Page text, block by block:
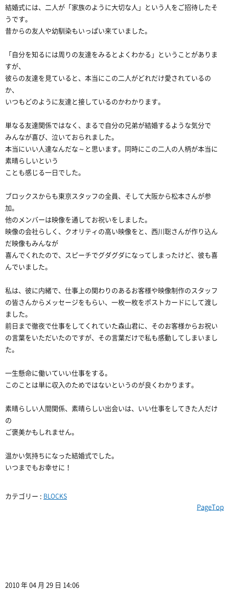
結婚式には、二人が「家族のように大切な人」という人をご招待したそ
うです。
昔からの友人や幼馴染もいっぱい来ていました。
「自分を知るには周りの友達をみるとよくわかる」ということがありま
すが、
彼らの友達を見ていると、本当にこの二人がどれだけ愛されているの
か、
いつもどのように友達と接しているのかわかります。
単なる友達関係ではなく、まるで自分の兄弟が結婚するような気分で
みんなが喜び、泣いておられました。
本当にいい人達なんだな～と思います。同時にこの二人の人柄が本当に
素晴らしいという
ことも感じる一日でした。
ブロックスからも東京スタッフの全員、そして大阪から松本さんが参
加。
他のメンバーは映像を通してお祝いをしました。
映像の会社らしく、クオリティの高い映像をと、西川聡さんが作り込ん
だ映像もみんなが
喜んでくれたので、スピーチでグダグダになってしまったけど、彼も喜
んでいました。
私は、彼に内緒で、仕事上の関わりのあるお客様や映像制作のスタッフ
の皆さんからメッセージをもらい、一枚一枚をポストカードにして渡し
ました。
前日まで徹夜で仕事をしてくれていた森山君に、そのお客様からお祝い
の言葉をいただいたのですが、その言葉だけで私も感動してしまいまし
た。
一生懸命に働いていい仕事をする。
このことは単に収入のためではないというのが良くわかります。
素晴らしい人間関係、素晴らしい出会いは、いい仕事をしてきた人だけ
の
ご褒美かもしれません。
温かい気持ちになった結婚式でした。
いつまでもお幸せに！
カテゴリー : BLOCKS
PageTop
2010 年 04 月 29 日 14:06